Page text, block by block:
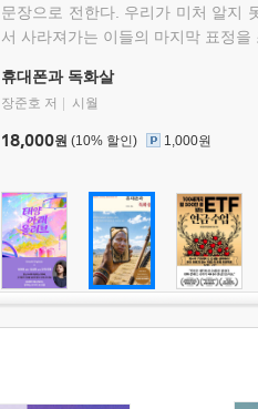
문장으로 전한다. 우리가 미처 알지
서 사라져가는 이들의 마지막 표정을
휴대폰과 독화살
장준호 저 시월
18,000원 (10% 할인) 1,000원